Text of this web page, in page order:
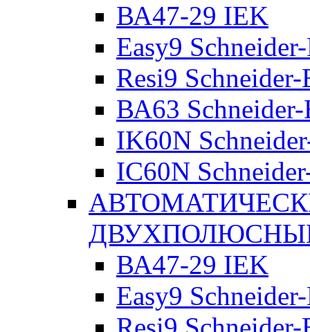
ВА47-29 IEK
Easy9
Resi9
ВА63
IK60N
IC60N
ВА47-29 IEK
Easy9